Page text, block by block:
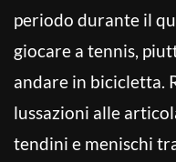
periodo durante il
giocare a tennis,
andare in bicicletta.
lussazioni alle
tendini e menischi